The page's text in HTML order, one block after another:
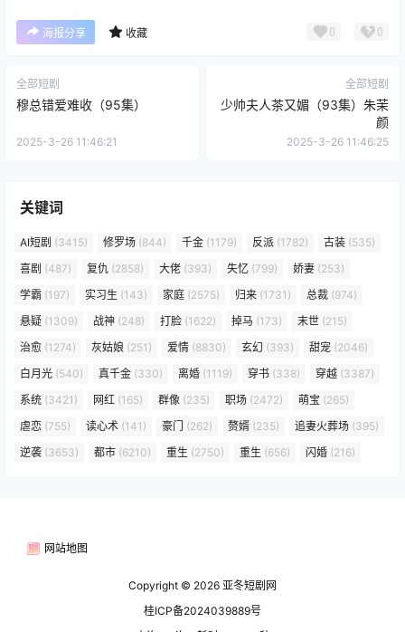
海报分享 收藏 0 0
全部短剧
穆总错爱难收（95集）
2025-3-26 11:46:21
全部短剧
少帅夫人茶又媚（93集）朱茉
颜
2025-3-26 11:46:25
关键词
AI短剧 (3415) 修罗场 (844) 千金 (1179) 反派 (1782) 古装 (535)
喜剧 (487) 复仇 (2858) 大佬 (393) 失忆 (799) 娇妻 (253)
学霸 (197) 实习生 (143) 家庭 (2575) 归来 (1731) 总裁 (974)
悬疑 (1309) 战神 (248) 打脸 (1622) 掉马 (173) 末世 (215)
治愈 (1274) 灰姑娘 (251) 爱情 (8830) 玄幻 (393) 甜宠 (2046)
白月光 (540) 真千金 (330) 离婚 (1119) 穿书 (338) 穿越 (3387)
系统 (3421) 网红 (165) 群像 (235) 职场 (2472) 萌宝 (265)
虐恋 (755) 读心术 (141) 豪门 (262) 赘婿 (235) 追妻火葬场 (395)
逆袭 (3653) 都市 (6210) 重生 (2750) 重生 (656) 闪婚 (216)
网站地图
Copyright © 2026 亚冬短剧网
桂ICP备2024039889号